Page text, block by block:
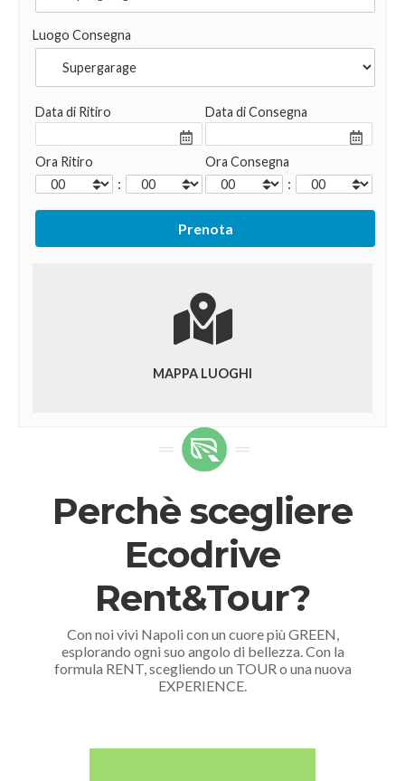
Luogo Consegna
Data di Ritiro
Ora Ritiro
:
Data di Consegna
Ora Consegna
:
MAPPA LUOGHI
Perchè scegliere
Ecodrive
Rent&Tour?
Con noi vivi Napoli con un cuore più GREEN,
esplorando ogni suo angolo di bellezza. Con la
formula RENT, scegliendo un TOUR o una nuova
EXPERIENCE.